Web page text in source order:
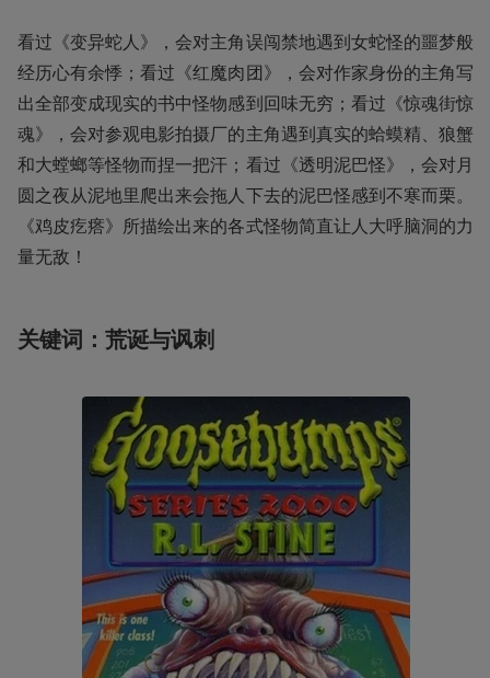
看过《变异蛇人》，会对主角误闯禁地遇到女蛇怪的噩梦般
经历心有余悸；看过《红魔肉团》，会对作家身份的主角写
出全部变成现实的书中怪物感到回味无穷；看过《惊魂街惊
魂》，会对参观电影拍摄厂的主角遇到真实的蛤蟆精、狼蟹
和大螳螂等怪物而捏一把汗；看过《透明泥巴怪》，会对月
圆之夜从泥地里爬出来会拖人下去的泥巴怪感到不寒而栗。
《鸡皮疙瘩》所描绘出来的各式怪物简直让人大呼脑洞的力
量无敌！
关键词：荒诞与讽刺